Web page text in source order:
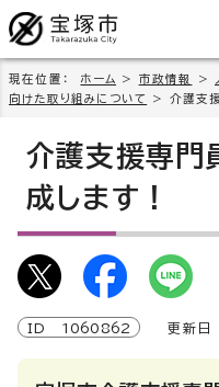
現在位置： ホーム > 市政情報 >
向けた取り組みについて
> 介護支援
介護支援専門
成します！
ID 1060862 更新